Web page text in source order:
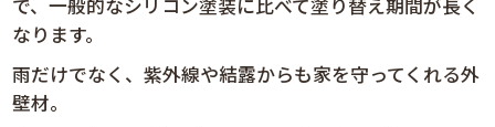
で、一般的なシリコン塗装に比べて塗り替え期間が長く
なります。
雨だけでなく、紫外線や結露からも家を守ってくれる外
壁材。